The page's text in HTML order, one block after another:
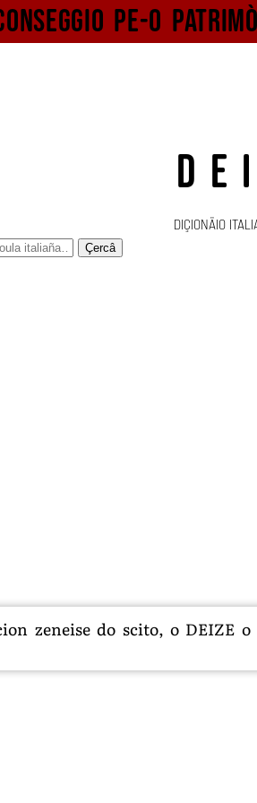
pe-o
DIÇIONÄIO
Çercâ
zeneise do scito, o DEIZE